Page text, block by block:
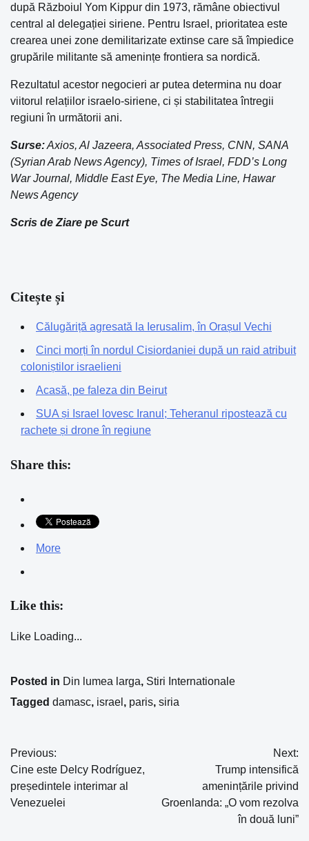
după Războiul Yom Kippur din 1973, rămâne obiectivul
central al delegației siriene. Pentru Israel, prioritatea este
crearea unei zone demilitarizate extinse care să împiedice
grupările militante să amenințe frontiera sa nordică.
Rezultatul acestor negocieri ar putea determina nu doar
viitorul relațiilor israelo-siriene, ci și stabilitatea întregii
regiuni în următorii ani.
Surse:Axios, Al Jazeera, Associated Press, CNN, SANA
(Syrian Arab News Agency), Times of Israel, FDD’s Long
War Journal, Middle East Eye, The Media Line, Hawar
News Agency
Scris de Ziare pe Scurt
Citește și
Călugăriță agresată la Ierusalim, în Orașul Vechi
Cinci morți în nordul Cisiordaniei după un raid atribuit
coloniștilor israelieni
Acasă, pe faleza din Beirut
SUA și Israel lovesc Iranul; Teheranul ripostează cu
rachete și drone în regiune
Share this:
More
Like this:
Like Loading...
Posted in Din lumea larga, Stiri Internationale
Tagged damasc, israel , paris, siria
Navigare
în
articole
Previous:
Cine este Delcy Rodríguez,
președintele interimar al
Venezuelei
Next:
Trump intensifică
amenințările privind
Groenlanda: „O vom rezolva
în două luni”